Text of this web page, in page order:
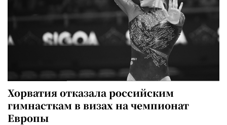
Хорватия отказала российским
гимнасткам в визах на чемпионат
Европы